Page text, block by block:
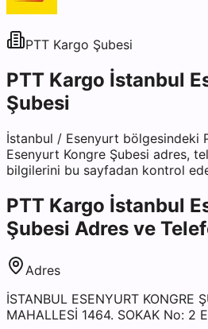
PTT Kargo Şubesi
PTT Kargo İstanbul
Şubesi
İstanbul / Esenyurt bölgesindeki
Esenyurt Kongre Şubesi adres,
bilgilerini bu sayfadan kontrol
PTT Kargo İstanbul
Şubesi Adres ve
Adres
İSTANBUL ESENYURT KONGRE
MAHALLESİ 1464. SOKAK No: 2